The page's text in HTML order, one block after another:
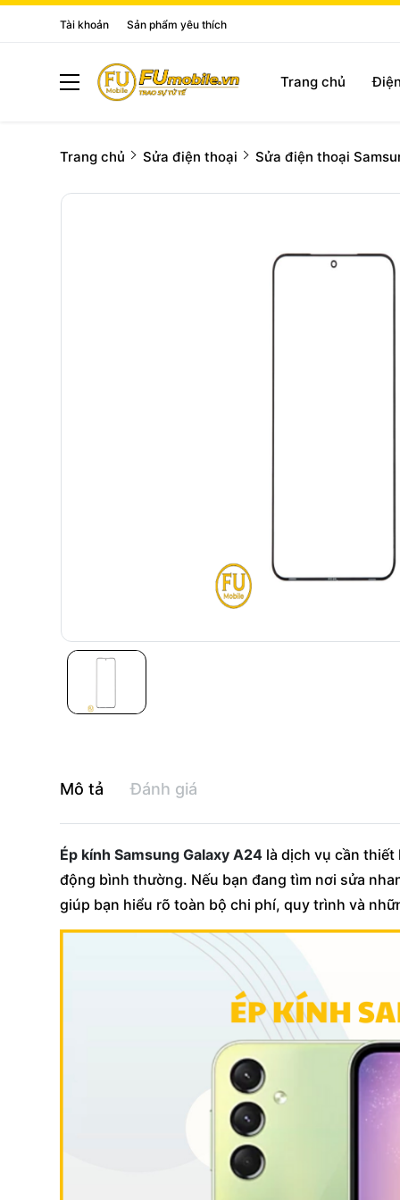
Tài khoản Sản phẩm yêu thích
Trang chủ
Trang chủ Sửa điện thoại Sửa điện thoại
Mô tả Đánh giá
Ép kính Samsung Galaxy A24 là dịch vụ cần
động bình thường. Nếu bạn đang tìm nơi sửa
giúp bạn hiểu rõ toàn bộ chi phí, quy trình và